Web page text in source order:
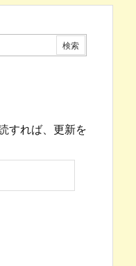
すれば、更新を